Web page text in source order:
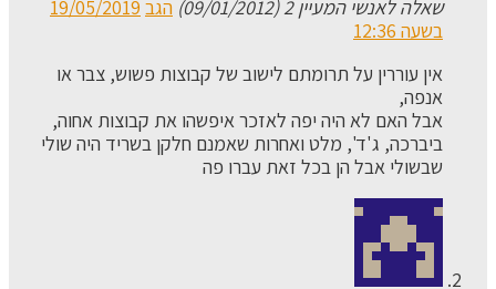
שאלה לאנשי המעיין 2 (09/01/2012) הגב 19/05/2019
בשעה 12:36
אין עוררין על תרומתם לישוב של קבוצות פשוש, צבר או
אנפה,
אבל האם לא היה יפה לאזכר איפשהו את קבוצות אחוה,
ביברכה, ג'ד', מלט ואחרות שאמנם חלקן בשריד היה שולי
שבשולי אבל הן בכל זאת עברו פה